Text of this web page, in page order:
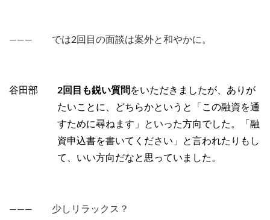
――― では2回目の面談は案外と和やかに。
谷田部 2回目も鋭い質問 をいただきましたが、ありが
たいことに、どちらかというと「この融資を通
すために尋ねます」といった方向でした。「融
資申込書を書いてください」と言われたりもし
て、いい方向だなと思っていました。
――― 少しリラックス？